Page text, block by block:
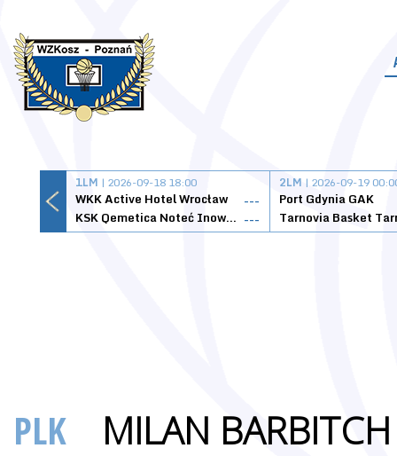
1LM | 2026-09-18 18:00
WKK Active Hotel Wrocław
---
KSK Qemetica Noteć Inowrocław ---
2LM | 2026-09-19
Port Gdynia GAK
PLK MILAN BARBITCH